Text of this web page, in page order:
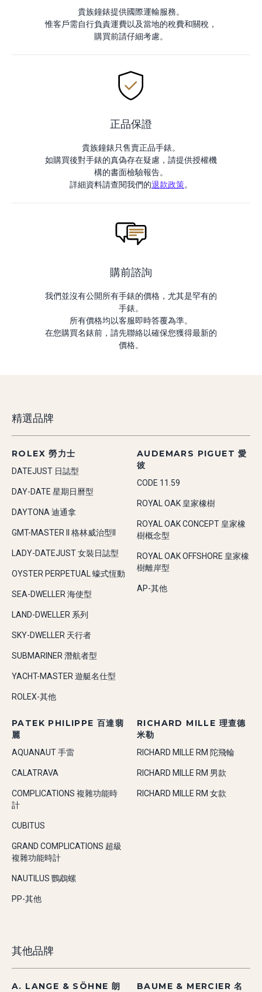
貴族鐘錶提供國際運輸服務。
惟客戶需自行負責運費以及當地的稅費和關稅，
購買前請仔細考慮。
正品保證
貴族鐘錶只售賣正品手錶。
如購買後對手錶的真偽存在疑慮，請提供授權機
構的書面檢驗報告。
詳細資料請查閱我們的退款政策。
購前諮詢
我們並沒有公開所有手錶的價格，尤其是罕有的
手錶。
所有價格均以客服即時答覆為準。
在您購買名錶前，請先聯絡以確保您獲得最新的
價格。
精選品牌
ROLEX 勞力士
DATEJUST 日誌型
DAY-DATE 星期日曆型
DAYTONA 迪通拿
GMT-MASTER II 格林威治型II
LADY-DATEJUST 女裝日誌型
OYSTER PERPETUAL 蠔式恆動
SEA-DWELLER 海使型
LAND-DWELLER 系列
SKY-DWELLER 天行者
SUBMARINER 潛航者型
YACHT-MASTER 遊艇名仕型
ROLEX-其他
AUDEMARS PIGUET 愛
彼
CODE 11.59
ROYAL OAK 皇家橡樹
ROYAL OAK CONCEPT 皇家橡
樹概念型
ROYAL OAK OFFSHORE 皇家橡
樹離岸型
AP-其他
PATEK PHILIPPE 百達翡
麗
AQUANAUT 手雷
CALATRAVA
COMPLICATIONS 複雜功能時
計
CUBITUS
GRAND COMPLICATIONS 超級
複雜功能時計
NAUTILUS 鸚鵡螺
PP-其他
RICHARD MILLE 理查德
米勒
RICHARD MILLE RM 陀飛輪
RICHARD MILLE RM 男款
RICHARD MILLE RM 女款
其他品牌
A. LANGE & SÖHNE 朗
BAUME & MERCIER 名